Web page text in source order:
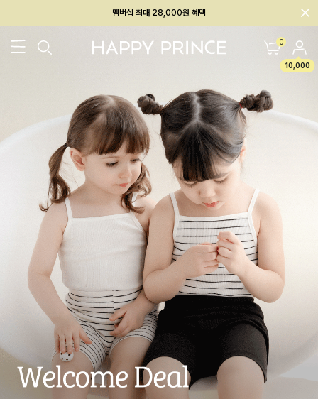
회원전용 아울렛, 가입하면 ~60% 할인!
0
10,000